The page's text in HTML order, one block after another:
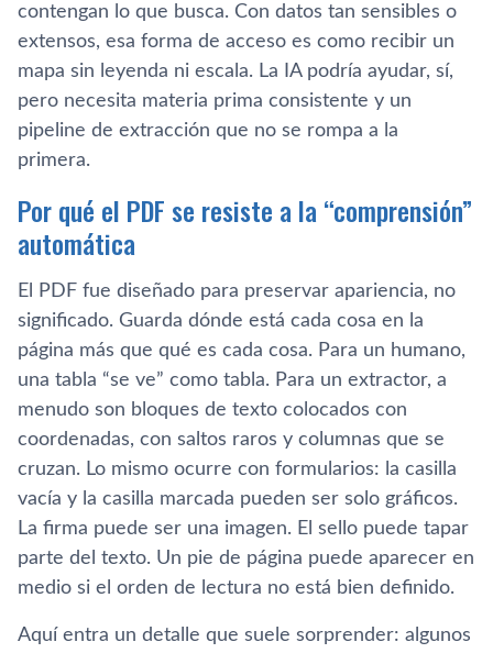
contengan lo que busca. Con datos tan sensibles o
extensos, esa forma de acceso es como recibir un
mapa sin leyenda ni escala. La IA podría ayudar, sí,
pero necesita materia prima consistente y un
pipeline de extracción que no se rompa a la
primera.
Por qué el PDF se resiste a la “comprensión”
automática
El PDF fue diseñado para preservar apariencia, no
significado. Guarda dónde está cada cosa en la
página más que qué es cada cosa. Para un humano,
una tabla “se ve” como tabla. Para un extractor, a
menudo son bloques de texto colocados con
coordenadas, con saltos raros y columnas que se
cruzan. Lo mismo ocurre con formularios: la casilla
vacía y la casilla marcada pueden ser solo gráficos.
La firma puede ser una imagen. El sello puede tapar
parte del texto. Un pie de página puede aparecer en
medio si el orden de lectura no está bien definido.
Aquí entra un detalle que suele sorprender: algunos